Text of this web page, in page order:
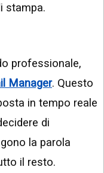
stampa.
professionale,
Manager. Questo
in tempo reale
di
la parola
il resto.